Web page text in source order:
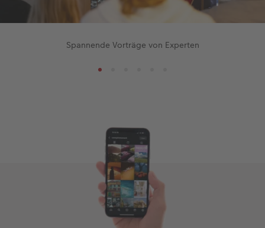
Spannende Vorträge von Experten